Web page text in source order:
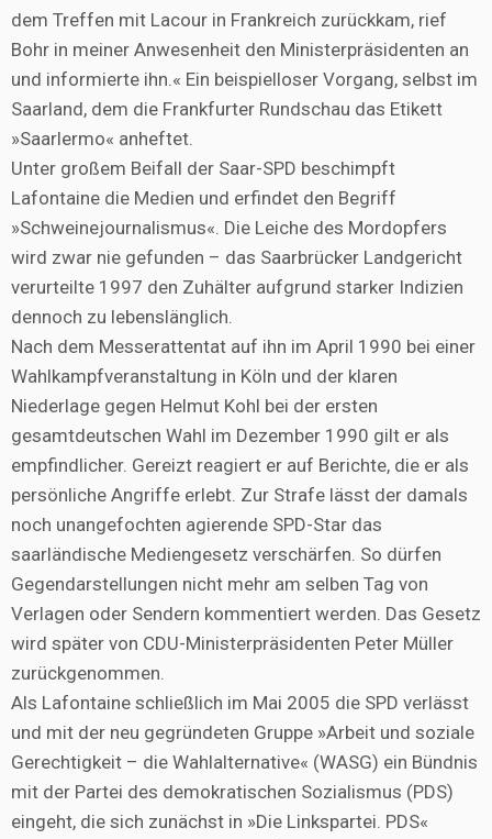
dem Treffen mit Lacour in Frankreich zurückkam, rief
Bohr in meiner Anwesenheit den Ministerpräsidenten an
und informierte ihn.« Ein beispielloser Vorgang, selbst im
Saarland, dem die Frankfurter Rundschau das Etikett
»Saarlermo« anheftet.
Unter großem Beifall der Saar-SPD beschimpft
Lafontaine die Medien und erfindet den Begriff
»Schweinejournalismus«. Die Leiche des Mordopfers
wird zwar nie gefunden – das Saarbrücker Landgericht
verurteilte 1997 den Zuhälter aufgrund starker Indizien
dennoch zu lebenslänglich.
Nach dem Messerattentat auf ihn im April 1990 bei einer
Wahlkampfveranstaltung in Köln und der klaren
Niederlage gegen Helmut Kohl bei der ersten
gesamtdeutschen Wahl im Dezember 1990 gilt er als
empfindlicher. Gereizt reagiert er auf Berichte, die er als
persönliche Angriffe erlebt. Zur Strafe lässt der damals
noch unangefochten agierende SPD-Star das
saarländische Mediengesetz verschärfen. So dürfen
Gegendarstellungen nicht mehr am selben Tag von
Verlagen oder Sendern kommentiert werden. Das Gesetz
wird später von CDU-Ministerpräsidenten Peter Müller
zurückgenommen.
Als Lafontaine schließlich im Mai 2005 die SPD verlässt
und mit der neu gegründeten Gruppe »Arbeit und soziale
Gerechtigkeit – die Wahlalternative« (WASG) ein Bündnis
mit der Partei des demokratischen Sozialismus (PDS)
eingeht, die sich zunächst in »Die Linkspartei. PDS«